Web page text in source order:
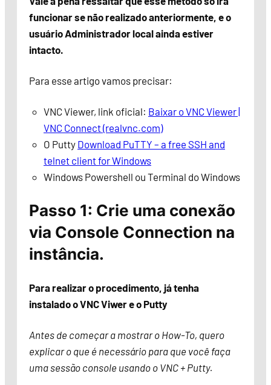
funcionar se não realizado anteriormente, e o
usuário Administrador local ainda estiver
intacto.
Para esse artigo vamos precisar:
VNC Viewer, link oficial: Baixar o VNC Viewer |
VNC Connect (realvnc.com)
O Putty Download PuTTY – a free SSH and
telnet client for Windows
Windows Powershell ou Terminal do Windows
Passo 1: Crie uma conexão
via Console Connection na
instância.
Para realizar o procedimento, já tenha
instalado o VNC Viwer e o Putty
Antes de começar a mostrar o How-To, quero
explicar o que é necessário para que você faça
uma sessão console usando o VNC + Putty.